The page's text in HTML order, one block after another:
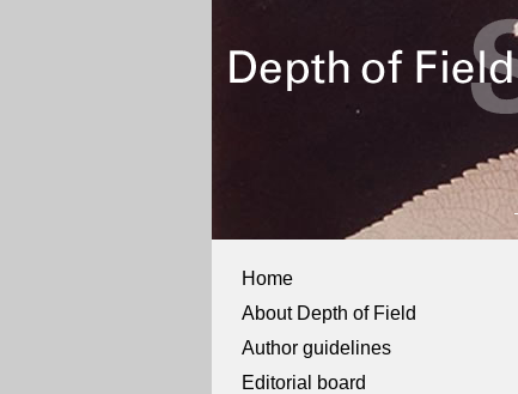
Home
About Depth of Field
Author guidelines
Editorial board